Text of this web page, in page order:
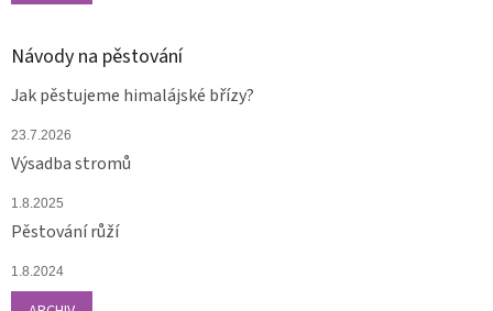
Návody na pěstování
Jak pěstujeme himalájské břízy?
23.7.2026
Výsadba stromů
1.8.2025
Pěstování růží
1.8.2024